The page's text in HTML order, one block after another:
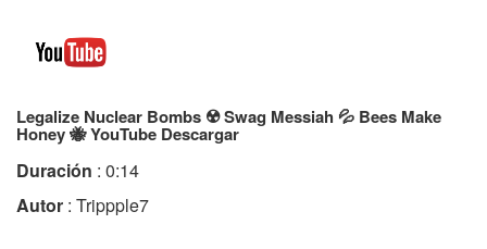
Legalize Nuclear Bombs ☢️ Swag Messiah 💦 Bees Make
Honey 🐝 YouTube Descargar
Duración : 0:14
Autor : Trippple7